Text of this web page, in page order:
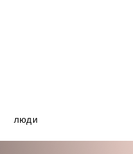
люди